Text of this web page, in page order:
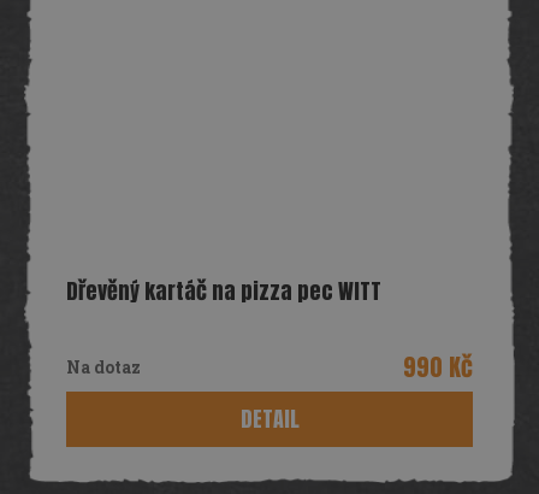
Dřevěný kartáč na pizza pec WITT
Na dotaz 990 Kč
DETAIL